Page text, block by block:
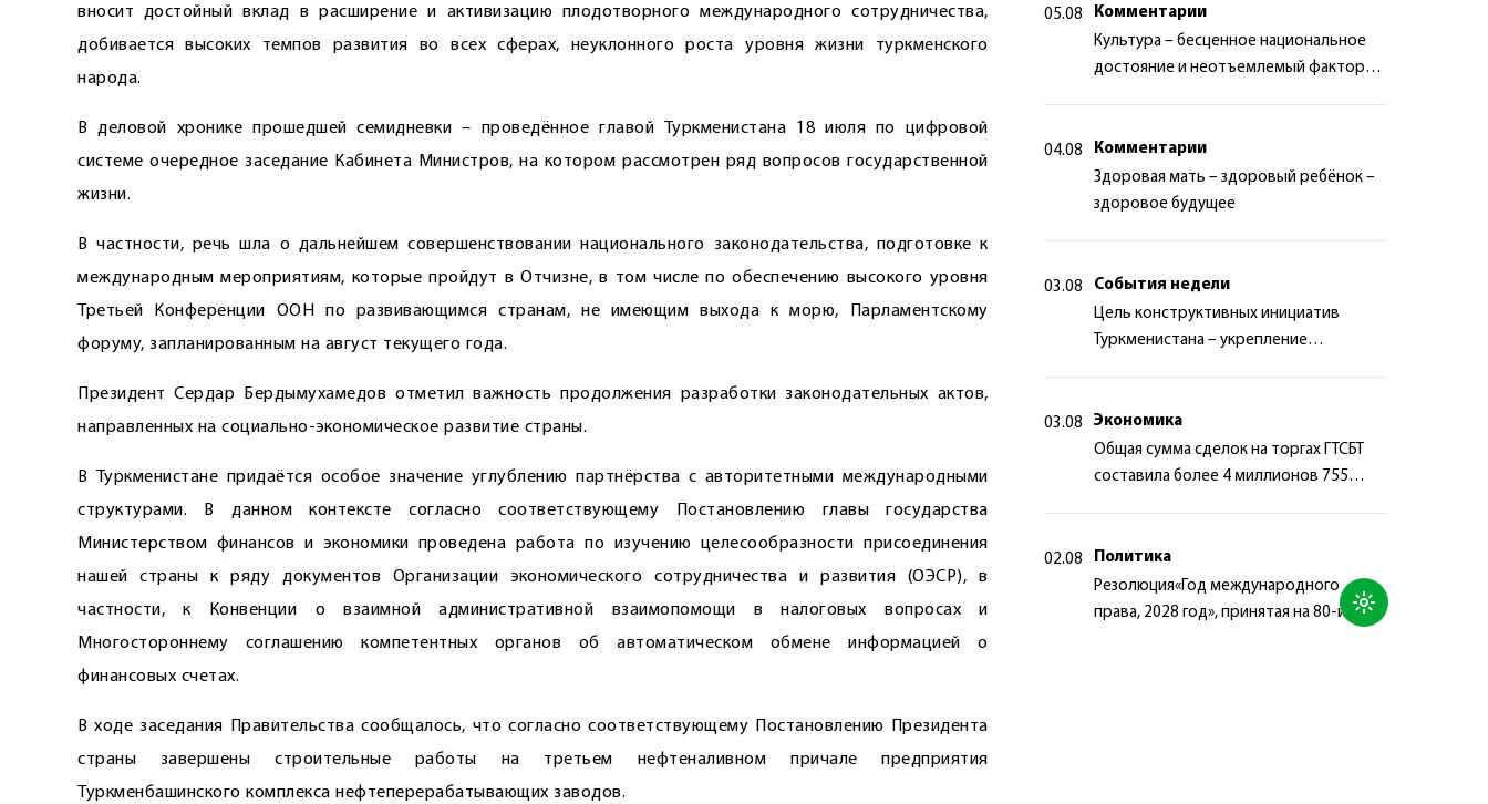
вносит достойный вклад в расширение и активизацию плодотворного международного сотрудничества,
добивается высоких темпов развития во всех сферах, неуклонного роста уровня жизни туркменского
народа.
В деловой хронике прошедшей семидневки – проведённое главой Туркменистана 18 июля по цифровой
системе очередное заседание Кабинета Министров, на котором рассмотрен ряд вопросов государственной
жизни.
В частности, речь шла о дальнейшем совершенствовании национального законодательства, подготовке к
международным ­мероприятиям, которые пройдут в Отчизне, в том числе по обеспечению высокого уровня
Третьей Конференции ООН по развивающимся странам, не имею­щим выхода к морю, Парламентскому
форуму, запланированным на август текущего года.
Президент Сердар Бердымухамедов отметил важность продолжения разработки законодательных актов,
направленных на социально-экономическое развитие страны.
В Туркменистане придаётся особое значение углублению партнёрства с авторитетными международными
структурами. В данном контексте согласно соответствующему Постановлению главы государства
Министерством финансов и экономики проведена работа по изучению целесообразности присоединения
нашей страны к ряду документов Организации экономического сотрудничества и развития (ОЭСР), в
частности, к Конвенции о взаимной административной взаимопомощи в налоговых вопросах и
Многостороннему соглашению компетентных органов об автоматическом обмене информацией о
финансовых счетах.
В ходе заседания Правительства сообщалось, что согласно соответствующему Постановлению Президента
страны завершены строительные работы на третьем неф­теналивном причале предприятия
Туркменбашинского комплекса нефтеперерабатывающих заводов.
05.08
Комментарии
Культура – бесценное национальное
достояние и неотъемлемый фактор
04.08
Комментарии
Здоровая мать – здоровый ребёнок –
здоровое будущее
03.08
События недели
Цель конструктивных инициатив
Туркменистана – укрепление
03.08
Экономика
Общая сумма сделок на торгах ГТСБТ
составила более 4 миллионов 755
02.08
Политика
Резолюция«Год международного
права, 2028 год», принятая на 80-й